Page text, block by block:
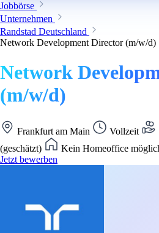
Jobbörse
Unternehmen
Randstad Deutschland
Network Development Director (m/w/d)
Network
(m/w/d)
Frankfurt am Main Vollzeit
(geschätzt)
Kein Homeoffice
Jetzt bewerben